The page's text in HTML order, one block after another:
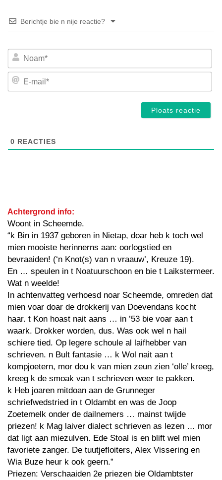
Berichtje bie n nije reactie?
E-
0 REACTIES
Achtergrond info:
Woont in Scheemde.
“k Bin in 1937 geboren in Nietap, doar heb k toch wel
mien mooiste herinnerns aan: oorlogstied en
bevraaiden! (‘n Knot(s) van n vraauw’, Kreuze 19).
En … speulen in t Noatuurschoon en bie t Laikstermeer.
Wat n weelde!
In achtenvatteg verhoesd noar Scheemde, omreden dat
mien voar doar de drokkerij van Doevendans kocht
haar. t Kon hoast nait aans … in ’53 bie voar aan t
waark. Drokker worden, dus. Was ook wel n hail
schiere tied. Op legere schoule al laifhebber van
schrieven. n Bult fantasie … k Wol nait aan t
kompjoetern, mor dou k van mien zeun zien ‘olle’ kreeg,
kreeg k de smoak van t schrieven weer te pakken.
k Heb joaren mitdoan aan de Grunneger
schriefwedstried in t Oldambt en was de Joop
Zoetemelk onder de dailnemers … mainst twijde
priezen! k Mag laiver dialect schrieven as lezen … mor
dat ligt aan miezulven. Ede Stoal is en blift wel mien
favoriete zanger. De tuutjefloiters, Alex Vissering en
Wia Buze heur k ook geern.”
Priezen: Verschaaiden 2e priezen bie Oldambtster